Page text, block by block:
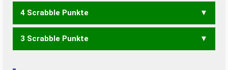
PER RAP REP
4 Scrabble Punkte
AARE ARTE TARA
3 Scrabble Punkte